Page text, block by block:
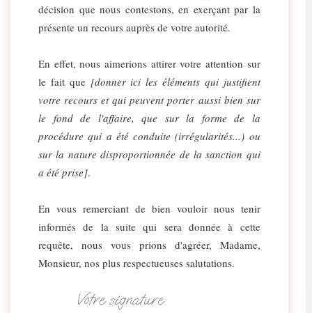
décision que nous contestons, en exerçant par la
présente un recours auprès de votre autorité.
En effet, nous aimerions attirer votre attention sur
le fait que [donner ici les éléments qui justifient
votre recours et qui peuvent porter aussi bien sur
le fond de l'affaire, que sur la forme de la
procédure qui a été conduite (irrégularités...) ou
sur la nature disproportionnée de la sanction qui
a été prise].
En vous remerciant de bien vouloir nous tenir
informés de la suite qui sera donnée à cette
requête, nous vous prions d'agréer, Madame,
Monsieur, nos plus respectueuses salutations.
Votre signature